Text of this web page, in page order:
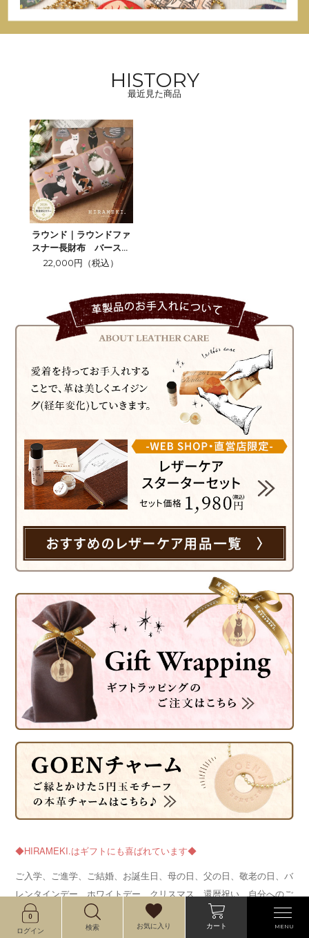
HISTORY
最近見た商品
ラウンド｜ラウンドファ
スナー長財布 バースデ
ーキャッツ＜全2色＞
22,000円（税込）
◆HIRAMEKI.はギフトにも喜ばれています◆
ご入学、ご進学、ご結婚、お誕生日、母の日、父の日、敬老の日、バ
レンタインデー、ホワイトデー、クリスマス、還暦祝い、自分へのご
褒美など、シーンに合わせたギフトラッピングもご用意しております
ので、是非ご利用くださいませ。
ログイン 検索 お気に入り カート MENU